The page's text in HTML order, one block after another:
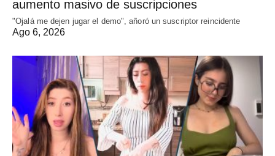
aumento masivo de suscripciones
"Ojalá me dejen jugar el demo", añoró un suscriptor reincidente
Ago 6, 2026